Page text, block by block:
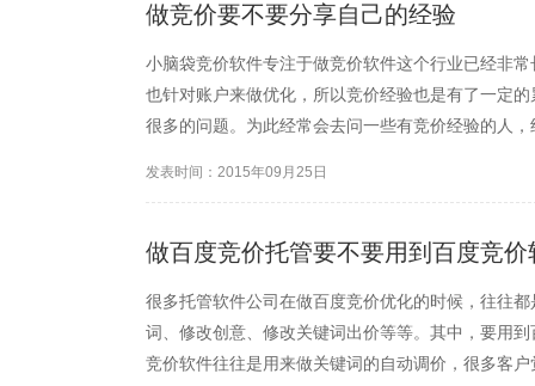
做竞价要不要分享自己的经验
小脑袋竞价软件专注于做竞价软件这个行业已经非
也针对账户来做优化，所以竞价经验也是有了一定
很多的问题。为此经常会去问一些有竞价经验的人
发表时间：2015年09月25日
做百度竞价托管要不要用到百度竞价
很多托管软件公司在做百度竞价优化的时候，往往
词、修改创意、修改关键词出价等等。其中，要用
竞价软件往往是用来做关键词的自动调价，很多客